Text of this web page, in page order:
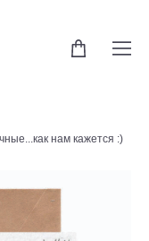
нам кажется :)